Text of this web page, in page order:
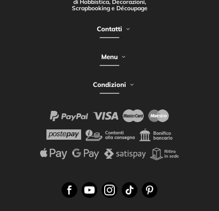
di Hobbistica, Decorazioni,
Scrapbooking e Découpage
Contatti
Menu
Condizioni